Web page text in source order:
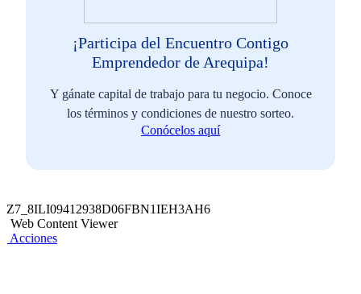
¡Participa del Encuentro Contigo
Emprendedor de Arequipa!
Y gánate capital de trabajo para tu negocio. Conoce
los términos y condiciones de nuestro sorteo.
Conócelos aquí
Z7_8ILI09412938D06FBN1IEH3AH6
Web Content Viewer
Acciones